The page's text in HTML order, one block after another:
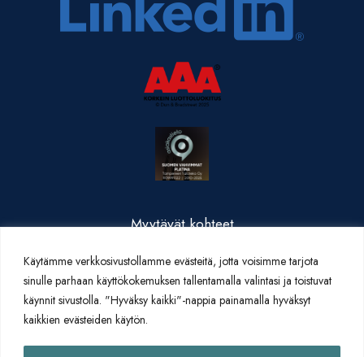
Käytämme verkkosivustollamme evästeitä, jotta voisimme tarjota
sinulle parhaan käyttökokemuksen tallentamalla valintasi ja toistuvat
käynnit sivustolla. "Hyväksy kaikki"-nappia painamalla hyväksyt
kaikkien evästeiden käytön.
Myytävät kohteet
Yritysesittely
Yhteystiedot
Artikkelit